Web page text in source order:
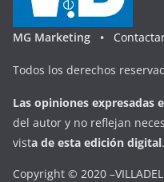
MG Marketing •
Todos los derechos
Las opiniones expresadas
del autor y no reflejan
vista de esta edición digital.
Copyright © 2020